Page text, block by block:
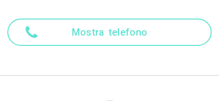
Mostra telefono